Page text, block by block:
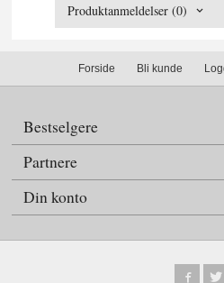
Produktanmeldelser (0)
Forside Bli kunde
Bestselgere
Partnere
Din konto